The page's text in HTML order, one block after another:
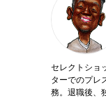
セレクトショ
ターでのプレ
務。退職後、